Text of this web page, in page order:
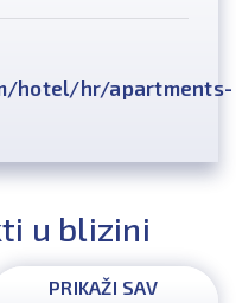
hotel/hr/apartments-
u blizini
PRIKAŽI SAV